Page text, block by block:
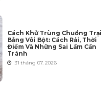
Cách Khử Trùng Chuồng Trại
Bằng Vôi Bột: Cách Rải, Thời
Điểm Và Những Sai Lầm Cần
Tránh
31 tháng 07. 2026